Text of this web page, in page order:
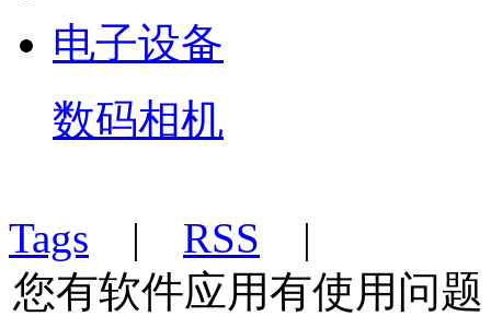
电子设备
数码相机
Tags | RSS |
您有软件应用有使用问